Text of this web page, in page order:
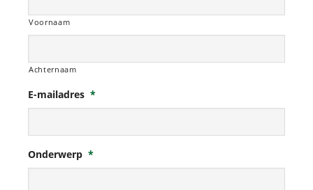
Voornaam
Achternaam
E-mailadres *
Onderwerp *